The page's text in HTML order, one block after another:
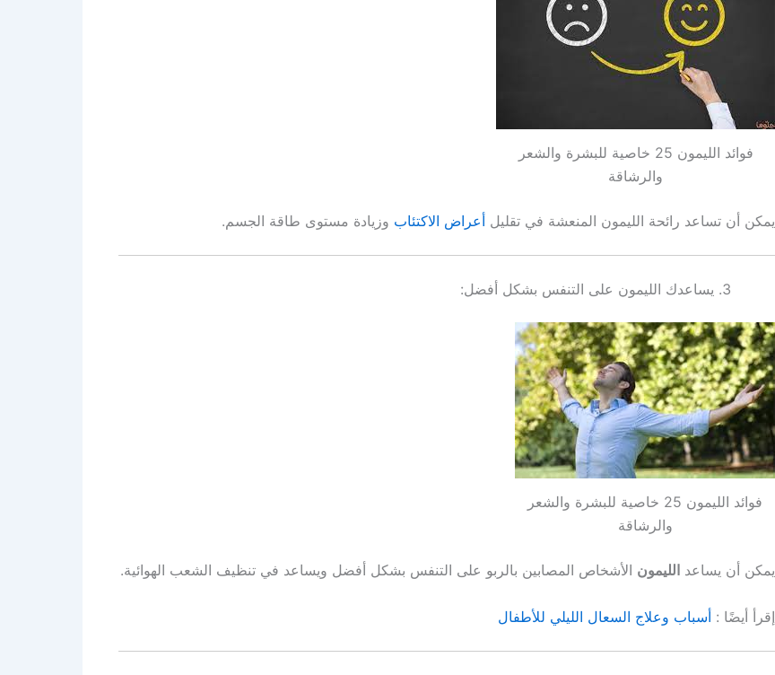
فوائد الليمون 25 خاصية للبشرة والشعر
والرشاقة
يمكن أن تساعد رائحة الليمون المنعشة في تقليل أعراض الاكتئاب وزيادة مستوى طاقة الجسم.
يساعدك الليمون على التنفس بشكل أفضل:
فوائد الليمون 25 خاصية للبشرة والشعر
والرشاقة
يمكن أن يساعد الليمون الأشخاص المصابين بالربو على التنفس بشكل أفضل ويساعد في تنظيف الشعب الهوائية.
إقرأ أيضًا : أسباب وعلاج السعال الليلي للأطفال